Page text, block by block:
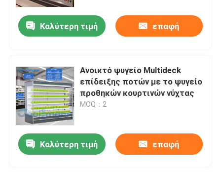
Καλύτερη τιμή επαφή
Ανοικτό ψυγείο Multideck
επίδειξης ποτών με το ψυγείο
προθηκών κουρτινών νύχτας
MOQ：2
Καλύτερη τιμή επαφή